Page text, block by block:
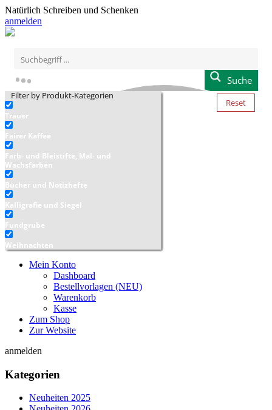
Natürlich Schreiben und Schenken
anmelden
Suche
Filter by Produkt-Kategorien
Trauer
Fairer Kaffee
Farb- und Bleistifte, Mal- und
Wachsfarben
Bücher und Notizhefte
Kalligrafie und Siegel
Fundgrube
Weihnachten
Reset
Mein Konto
Dashboard
Bestellvorlagen (NEU)
Warenkorb
Kasse
Zum Shop
Zur Website
anmelden
Kategorien
Neuheiten 2025